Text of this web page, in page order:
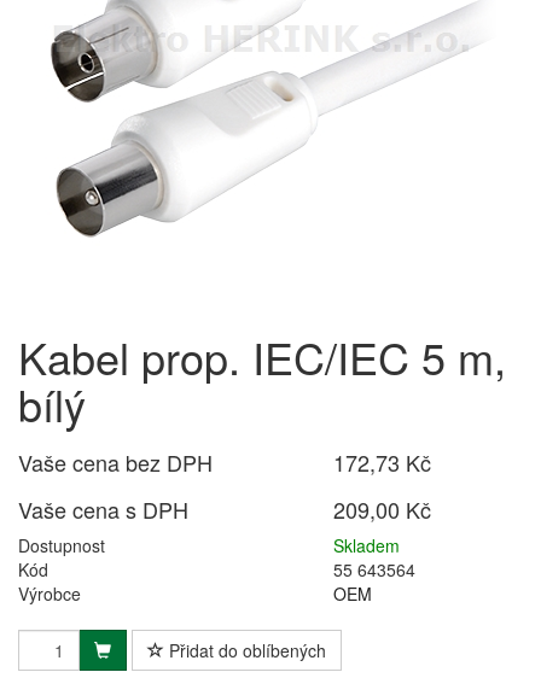
Kabel prop. IEC/IEC 5 m,
bílý
Vaše cena bez DPH
172,73 Kč
Vaše cena s DPH
209,00 Kč
Dostupnost
Skladem
Kód
55 643564
Výrobce
OEM
Přidat do oblíbených